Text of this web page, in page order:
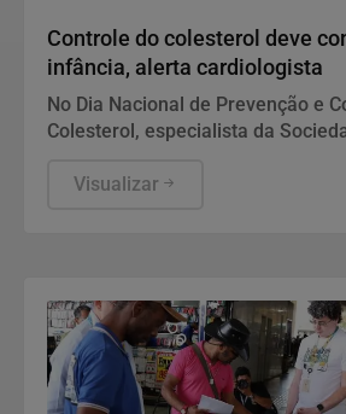
Controle do colesterol deve
infância, alerta cardiologista
No Dia Nacional de Prevenção e
Colesterol, especialista da
anos, alimentação equilibrada e
Visualizar